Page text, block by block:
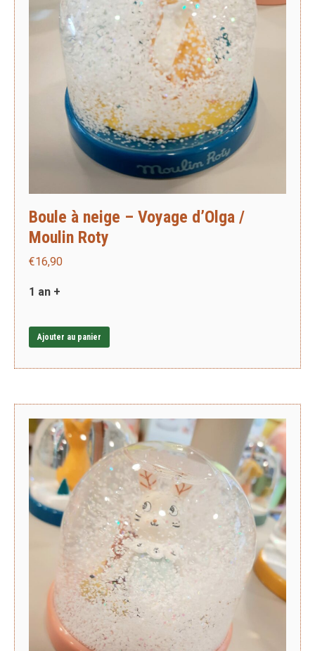
Boule à neige – Voyage d’Olga /
Moulin Roty
€16,90
1 an +
Ajouter au panier